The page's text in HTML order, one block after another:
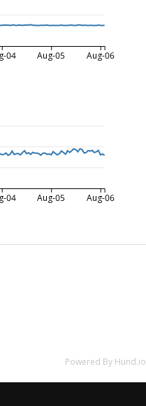
04 Aug-05 Aug-06
04 Aug-05 Aug-06
Powered By Hund.io